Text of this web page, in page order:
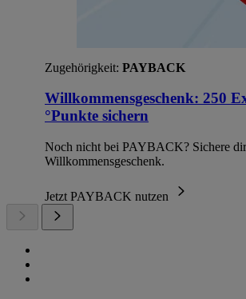
Zugehörigkeit: PAYBACK
Willkommensgeschenk: 250
°Punkte sichern
Noch nicht bei PAYBACK? Sichere
Willkommensgeschenk.
Jetzt PAYBACK nutzen